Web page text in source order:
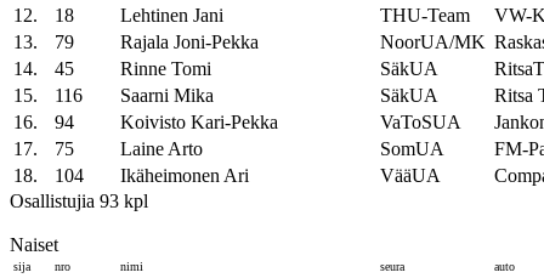
12.
18 Lehtinen Jani THU-Team
VW-
13.
79 Rajala Joni-Pekka NoorUA/MK
14.
45 Rinne Tomi SäkUA
15.
116 Saarni Mika SäkUA
Ritsa
16.
94 Koivisto Kari-Pekka VaToSUA
17.
75 Laine Arto SomUA
FM-
18.
104 Ikäheimonen Ari VääUA
Osallistujia 93 kpl
Naiset
sija nro nimi seura auto